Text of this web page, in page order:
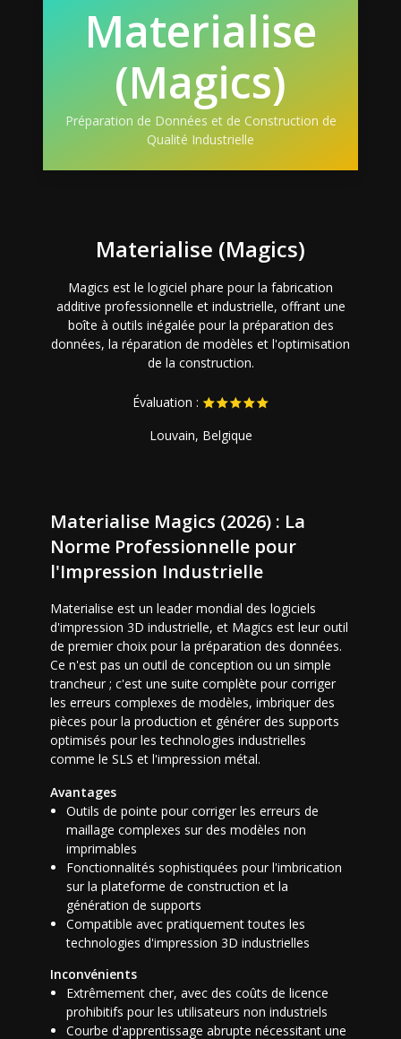
Materialise
(Magics)
Préparation de Données et de Construction de
Qualité Industrielle
Materialise (Magics)
Magics est le logiciel phare pour la fabrication
additive professionnelle et industrielle, offrant une
boîte à outils inégalée pour la préparation des
données, la réparation de modèles et l'optimisation
de la construction.
Évaluation :
Louvain, Belgique
Materialise Magics (2026) : La
Norme Professionnelle pour
l'Impression Industrielle
Materialise est un leader mondial des logiciels
d'impression 3D industrielle, et Magics est leur outil
de premier choix pour la préparation des données.
Ce n'est pas un outil de conception ou un simple
trancheur ; c'est une suite complète pour corriger
les erreurs complexes de modèles, imbriquer des
pièces pour la production et générer des supports
optimisés pour les technologies industrielles
comme le SLS et l'impression métal.
Avantages
Outils de pointe pour corriger les erreurs de
maillage complexes sur des modèles non
imprimables
Fonctionnalités sophistiquées pour l'imbrication
sur la plateforme de construction et la
génération de supports
Compatible avec pratiquement toutes les
technologies d'impression 3D industrielles
Inconvénients
Extrêmement cher, avec des coûts de licence
prohibitifs pour les utilisateurs non industriels
Courbe d'apprentissage abrupte nécessitant une